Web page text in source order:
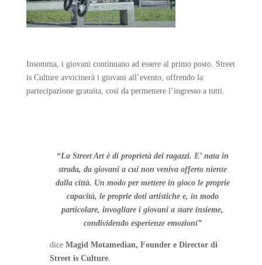
Insomma, i giovani continuano ad essere al primo posto. Street
is Culture avvicinerà i giovani all’evento, offrendo la
partecipazione gratuita, così da permettere l’ingresso a tutti.
“La Street Art è di proprietà dei ragazzi. E’ nata in
strada, da giovani a cui non veniva offerto niente
dalla città. Un modo per mettere in gioco le proprie
capacità, le proprie doti artistiche e, in modo
particolare, invogliare i giovani a stare insieme,
condividendo esperienze emozioni”
dice Magid Motamedian, Founder e Director di
Street is Culture.